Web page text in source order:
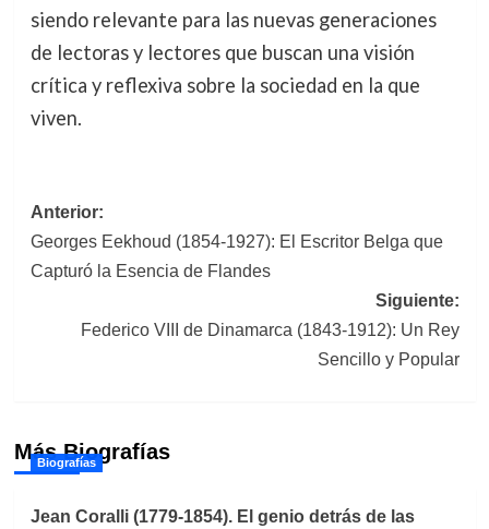
siendo relevante para las nuevas generaciones
de lectoras y lectores que buscan una visión
crítica y reflexiva sobre la sociedad en la que
viven.
Navegación
de
entradas
Anterior:
Georges Eekhoud (1854-1927): El Escritor Belga que
Capturó la Esencia de Flandes
Siguiente:
Federico VIII de Dinamarca (1843-1912): Un Rey
Sencillo y Popular
Más Biografías
Biografías
Jean Coralli (1779-1854). El genio detrás de las